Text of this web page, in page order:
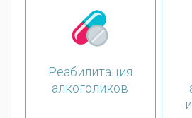
Реабилитация
алкоголиков